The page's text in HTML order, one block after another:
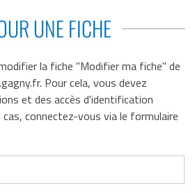
UNE FICHE
la fiche "Modifier ma fiche" de
Pour cela, vous devez
et des accès d'identification
connectez-vous via le formulaire